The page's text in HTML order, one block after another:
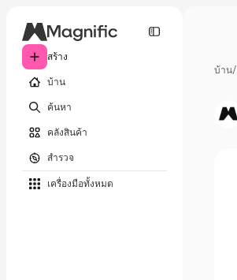
สร้าง
บ้าน
ค้นหา
คลังสินค้า
สำรวจ
เครื่องมือทั้งหมด
บ้าน/